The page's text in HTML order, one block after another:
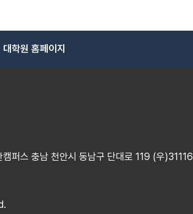
대학원 홈페이지
퍼스 충남 천안시 동남구 단대로 119 (우)31116